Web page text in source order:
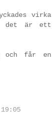
virka
det är ett
och får en